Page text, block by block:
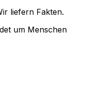
liefern Fakten.
um Menschen